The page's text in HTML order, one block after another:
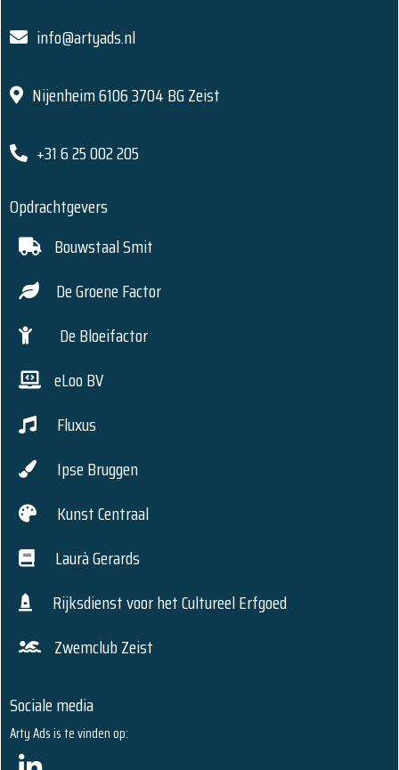
info@artyads.nl
Nijenheim 6106 3704 BG Zeist
+31 6 25 002 205
Opdrachtgevers
Bouwstaal Smit
De Groene Factor
De Bloeifactor
eLoo BV
Fluxus
Ipse Bruggen
Kunst Centraal
Laurà Gerards
Rijksdienst voor het Cultureel Erfgoed
Zwemclub Zeist
Sociale media
Arty Ads is te vinden op: